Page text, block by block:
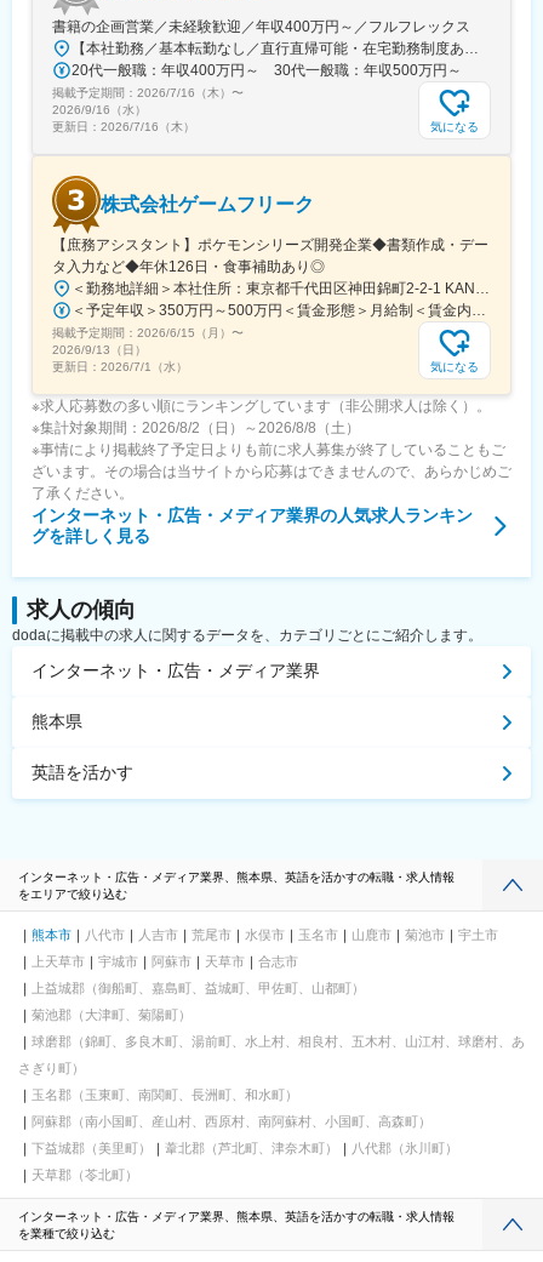
書籍の企画営業／未経験歓迎／年収400万円～／フルフレックス
【本社勤務／基本転勤なし／直行直帰可能・在宅勤務制度あり】東京都品川区西五反田3丁目5番8号 JR目黒MARCビル12階（都営浅草線・JR山手線「五反田駅」より徒歩10分）※宿泊を伴う出張が発生する場合があります
20代一般職：年収400万円～ 30代一般職：年収500万円～
掲載予定期間： 2026/7/16（木） 〜
2026/9/16（水）
更新日： 2026/7/16（木） 気になる
株式会社ゲームフリーク
【庶務アシスタント】ポケモンシリーズ開発企業◆書類作成・デー
タ入力など◆年休126日・食事補助あり◎
＜勤務地詳細＞本社住所：東京都千代田区神田錦町2-2-1 KANDASQUARE受動喫煙対策：屋内全面禁煙変更の範囲：会社の定める事業所
＜予定年収＞350万円～500万円＜賃金形態＞月給制＜賃金内訳＞月額（基本給）：215,000円～307,000円固定残業手当/月：76,700円～110,000円（固定残業時間45時間0分/月）超過した時間外労働の残業手当は追加支給＜月給＞291,700円～417,000円（一律手当を含む）＜昇給有無＞有＜残業手当＞有＜給与補足＞※経験・能力を考慮の上、年齢に関わりなく当社規定により優遇します。賃金はあくまでも目安の金額であり、選考を通じて上下する可能性があります。月給(月額)は固定手当を含めた表記です。
掲載予定期間： 2026/6/15（月） 〜
2026/9/13（日）
更新日： 2026/7/1（水） 気になる
※求人応募数の多い順にランキングしています（非公開求人は除く）。
※集計対象期間：2026/8/2（日）～2026/8/8（土）
※事情により掲載終了予定日よりも前に求人募集が終了していることもご
ざいます。その場合は当サイトから応募はできませんので、あらかじめご
了承ください。
インターネット・広告・メディア業界の人気求人ランキン
グを詳しく見る
求人の傾向
dodaに掲載中の求人に関するデータを、カテゴリごとにご紹介します。
インターネット・広告・メディア業界
熊本県
英語を活かす
インターネット・広告・メディア業界、熊本県、英語を活かすの転職・求人情報
をエリアで絞り込む
熊本市 八代市 人吉市 荒尾市 水俣市 玉名市 山鹿市 菊池市
宇土市
上天草市
宇城市 阿蘇市 天草市
合志市
上益城郡（御船町、嘉島町、益城町、甲佐町、山都町）
菊池郡（大津町、菊陽町）
球磨郡（錦町、多良木町、湯前町、水上村、相良村、五木村、山江村、球磨村、あ
さぎり町）
玉名郡（玉東町、南関町、長洲町、和水町）
阿蘇郡（南小国町、産山村、西原村、南阿蘇村、小国町、高森町）
下益城郡（美里町）
葦北郡（芦北町、津奈木町）
八代郡（氷川町）
天草郡（苓北町）
インターネット・広告・メディア業界、熊本県、英語を活かすの転職・求人情報
を業種で絞り込む